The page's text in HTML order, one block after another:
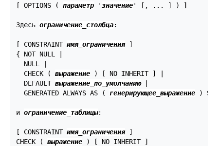
[ OPTIONS ( параметр 'значение' [, ... ] ) ]
Здесь ограничение_столбца:
[ CONSTRAINT имя_ограничения ]
{ NOT NULL |
  NULL |
  CHECK (
выражение ) [ NO INHERIT ] |
  DEFAULT
выражение_по_умолчанию |
  GENERATED ALWAYS AS (
генерирующее_выражение )
и ограничение_таблицы:
[ CONSTRAINT имя_ограничения ]
CHECK ( выражение ) [ NO INHERIT ]